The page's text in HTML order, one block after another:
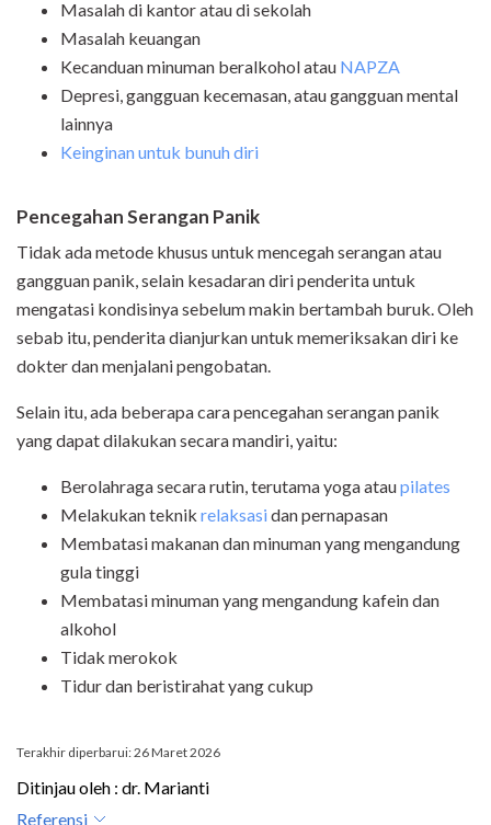
Masalah di kantor atau di sekolah
Masalah keuangan
Kecanduan minuman beralkohol atau NAPZA
Depresi, gangguan kecemasan, atau gangguan mental
lainnya
Keinginan untuk bunuh diri
Pencegahan Serangan Panik
Tidak ada metode khusus untuk mencegah serangan atau
gangguan panik, selain kesadaran diri penderita untuk
mengatasi kondisinya sebelum makin bertambah buruk. Oleh
sebab itu, penderita dianjurkan untuk memeriksakan diri ke
dokter dan menjalani pengobatan.
Selain itu, ada beberapa cara pencegahan serangan panik
yang dapat dilakukan secara mandiri, yaitu:
Berolahraga secara rutin, terutama yoga ataupilates
Melakukan teknik relaksasidan pernapasan
Membatasi makanan dan minuman yang mengandung
gula tinggi
Membatasi minuman yang mengandung kafein dan
alkohol
Tidak merokok
Tidur dan beristirahat yang cukup
Terakhir diperbarui: 26 Maret 2026